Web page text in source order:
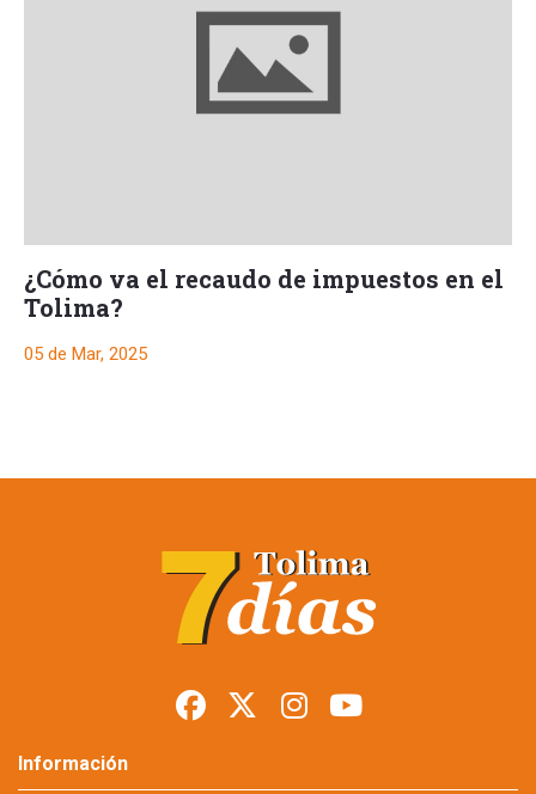
¿Cómo va el recaudo de impuestos en el
Tolima?
05 de Mar, 2025
recaudar $4.885
millones por
exenciones